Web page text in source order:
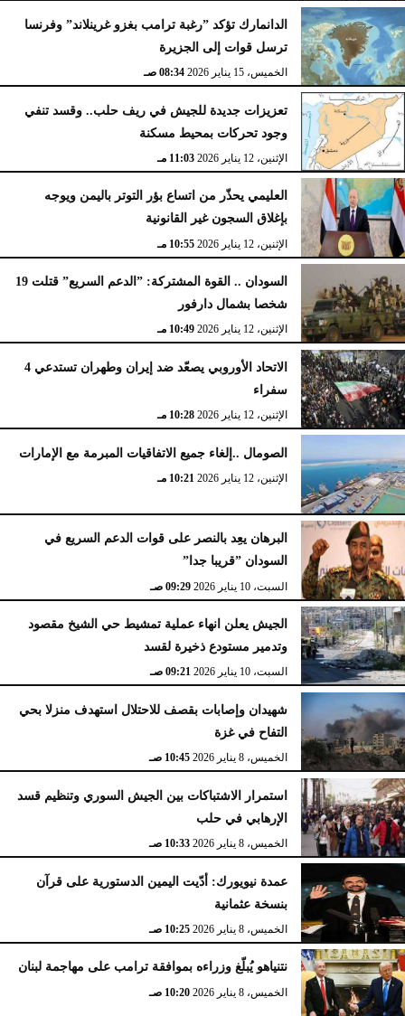
الدانمارك تؤكد ”رغبة ترامب بغزو غرينلاند” وفرنسا
ترسل قوات إلى الجزيرة
الخميس، 15 يناير 2026 08:34 صـ
تعزيزات جديدة للجيش في ريف حلب.. وقسد تنفي
وجود تحركات بمحيط مسكنة
الإثنين، 12 يناير 2026 11:03 مـ
العليمي يحذّر من اتساع بؤر التوتر باليمن ويوجه
بإغلاق السجون غير القانونية
الإثنين، 12 يناير 2026 10:55 مـ
السودان .. القوة المشتركة: ”الدعم السريع” قتلت 19
شخصا بشمال دارفور
الإثنين، 12 يناير 2026 10:49 مـ
الاتحاد الأوروبي يصعّد ضد إيران وطهران تستدعي 4
سفراء
الإثنين، 12 يناير 2026 10:28 مـ
الصومال ..إلغاء جميع الاتفاقيات المبرمة مع الإمارات
الإثنين، 12 يناير 2026 10:21 مـ
البرهان يعِد بالنصر على قوات الدعم السريع في
السودان ”قريبا جدا”
السبت، 10 يناير 2026 09:29 صـ
الجيش يعلن انهاء عملية تمشيط حي الشيخ مقصود
وتدمير مستودع ذخيرة لقسد
السبت، 10 يناير 2026 09:21 صـ
شهيدان وإصابات بقصف للاحتلال استهدف منزلا بحي
التفاح في غزة
الخميس، 8 يناير 2026 10:45 صـ
استمرار الاشتباكات بين الجيش السوري وتنظيم قسد
الإرهابي في حلب
الخميس، 8 يناير 2026 10:33 صـ
عمدة نيويورك: أدّيت اليمين الدستورية على قرآن
بنسخة عثمانية
الخميس، 8 يناير 2026 10:25 صـ
نتنياهو يُبلّغ وزراءه بموافقة ترامب على مهاجمة لبنان
الخميس، 8 يناير 2026 10:20 صـ